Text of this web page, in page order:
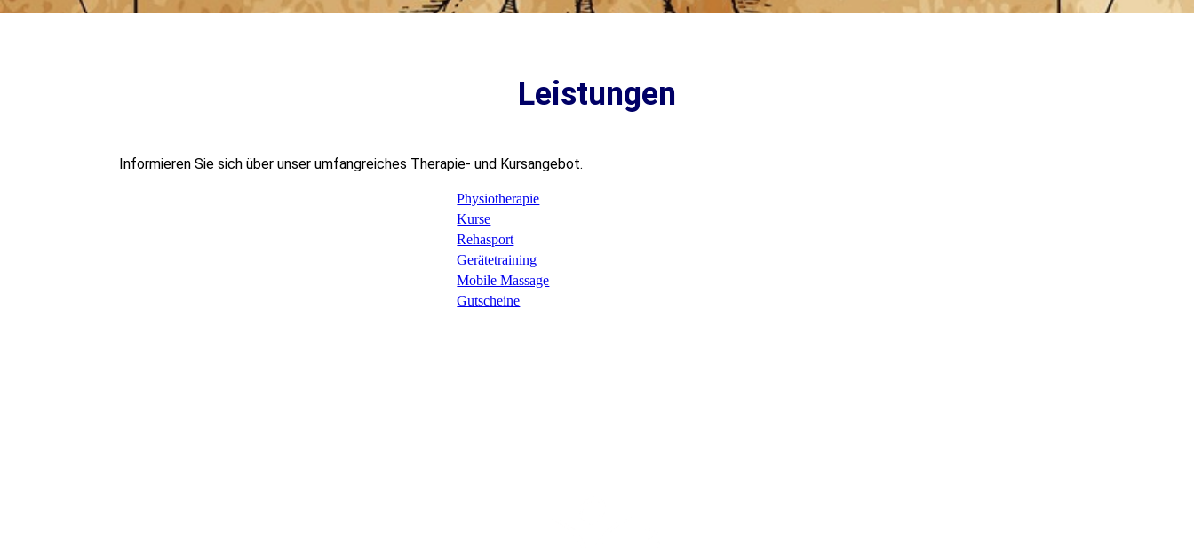
Leistungen
Informieren Sie sich über unser umfangreiches Therapie- und Kursangebot.
Physiotherapie
Kurse
Rehasport
Gerätetraining
Mobile Massage
Gutscheine